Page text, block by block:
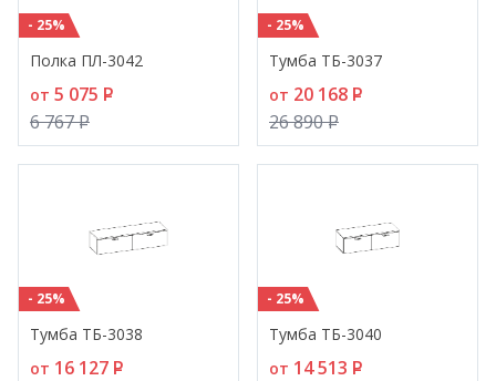
- 25%
Полка ПЛ-3042
от 5 075 P
6 767P
- 25%
Тумба ТБ-3037
от 20 168 P
26 890P
- 25%
Тумба ТБ-3038
от 16 127 P
- 25%
Тумба ТБ-3040
от 14 513 P